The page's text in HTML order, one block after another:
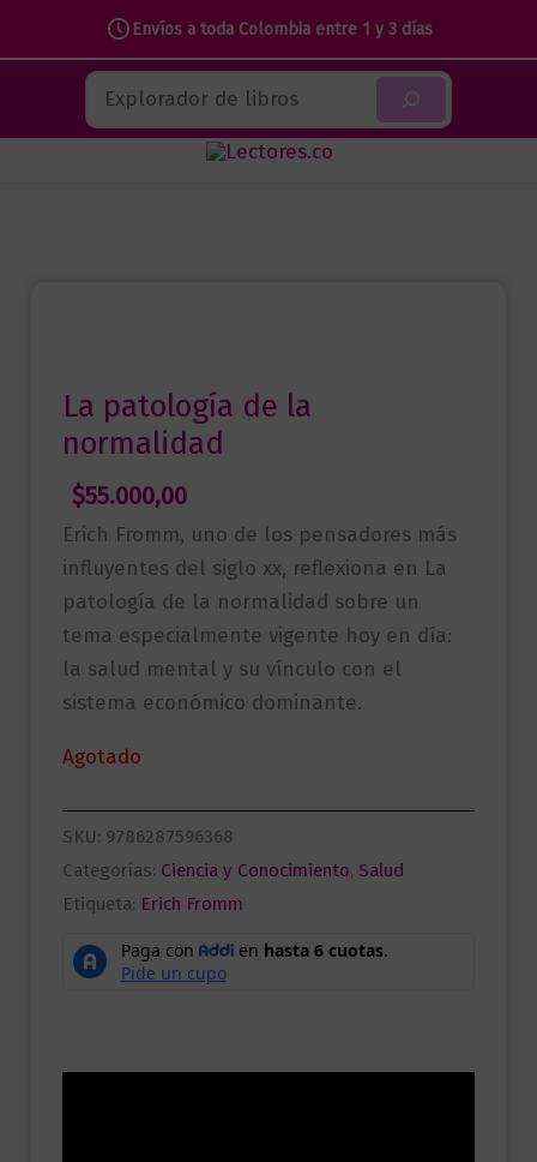
Envíos a toda Colombia entre 1 y 3 días
contenido
Buscar
La patología de la
normalidad
$55.000,00
Erich Fromm, uno de los pensadores más
influyentes del siglo xx, reflexiona en La
patología de la normalidad sobre un
tema especialmente vigente hoy en día:
la salud mental y su vínculo con el
sistema económico dominante.
Agotado
SKU: 9786287596368
Categorías: Ciencia y Conocimiento, Salud
Etiqueta: Erich Fromm